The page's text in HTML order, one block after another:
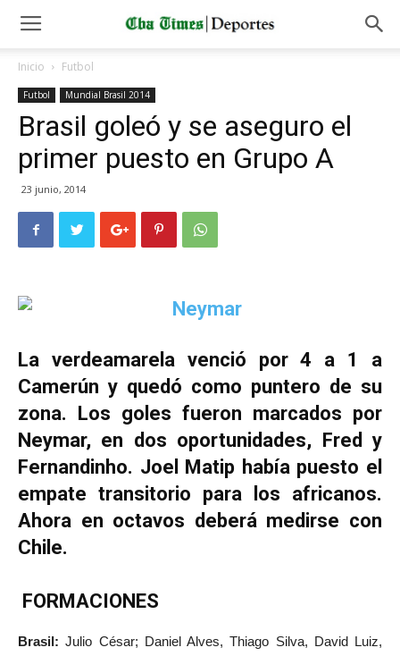
Inicio Futbol
Futbol Mundial Brasil 2014
Brasil goleó y se aseguro el
primer puesto en Grupo A
23 junio, 2014
La verdeamarela venció por 4 a 1 a
Camerún y quedó como puntero de su
zona. Los goles fueron marcados por
Neymar, en dos oportunidades, Fred y
Fernandinho. Joel Matip había puesto el
empate transitorio para los africanos.
Ahora en octavos deberá medirse con
Chile.
FORMACIONES
Brasil: Julio César; Daniel Alves, Thiago Silva, David Luiz,